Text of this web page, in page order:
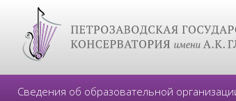
Сведения об образовательной